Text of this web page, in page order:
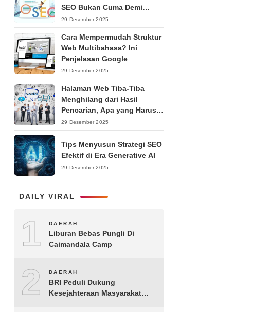
SEO Bukan Cuma Demi
Ranking
29 Desember 2025
Cara Mempermudah Struktur
Web Multibahasa? Ini
Penjelasan Google
29 Desember 2025
Halaman Web Tiba-Tiba
Menghilang dari Hasil
Pencarian, Apa yang Harus
Dilakukan?
29 Desember 2025
Tips Menyusun Strategi SEO
Efektif di Era Generative AI
29 Desember 2025
DAILY VIRAL
1 DAERAH
Liburan Bebas Pungli Di
Caimandala Camp
2 DAERAH
BRI Peduli Dukung
Kesejahteraan Masyarakat